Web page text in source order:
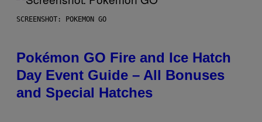
SCREENSHOT: POKEMON GO
Pokémon GO Fire and Ice Hatch
Day Event Guide – All Bonuses
and Special Hatches